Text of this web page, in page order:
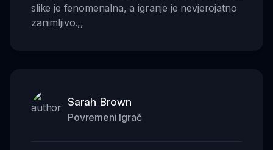
slike je fenomenalna, a igranje je nevjerojatno
zanimljivo.,,
Sarah Brown
Povremeni Igrač